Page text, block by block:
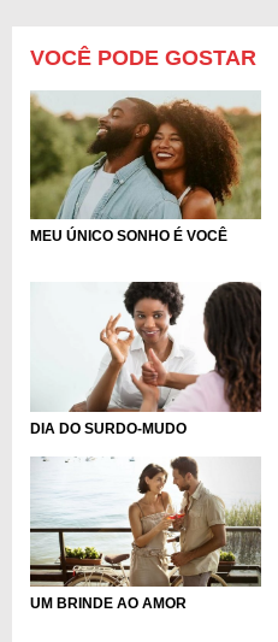
VOCÊ PODE GOSTAR
MEU ÚNICO SONHO É VOCÊ
DIA DO SURDO-MUDO
UM BRINDE AO AMOR